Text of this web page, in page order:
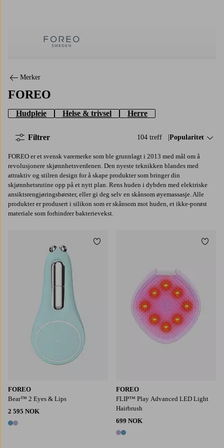
Merker
FOREO
Hudpleie Helse & trivsel Herre
104 treff Sorter på:
Popularitet
Filtrer
FOREO er et svensk varemerke som ble grunnlagt i 2013 med mål om å
revolusjonere skjønnhetsverdenen. Den nyeste teknikken blandes med
attraktiv og stilren design for å skape produkter som bringer din
skjønnhetsrutine opp på et nytt plan. Rens huden i dybden med elektriske
ansiktsrengjøringsbørster, eller gi deg selv en skånsom øyemassasje. Alle
produkter er produsert i silikon som er skånsom mot huden, et ikke-porøst
materiale som forhindrer bakterievekst.
FOREO
Bear™ 2 Eyes & Lips
2 595 NOK
2 farger
Legg til favoritter
FOREO
FLIP™ Play Advanced LED Light
Hairbrush
699 NOK
2 farger